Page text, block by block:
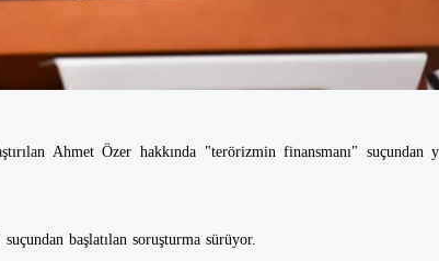
Ahmet Özer hakkında "terörizmin finansmanı" suçundan
başlatılan soruşturma sürüyor.